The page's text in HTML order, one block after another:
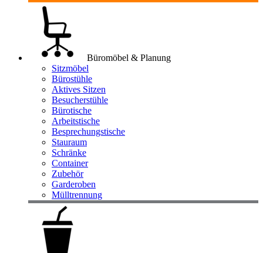
Büromöbel & Planung
Sitzmöbel
Bürostühle
Aktives Sitzen
Besucherstühle
Bürotische
Arbeitstische
Besprechungstische
Stauraum
Schränke
Container
Zubehör
Garderoben
Mülltrennung